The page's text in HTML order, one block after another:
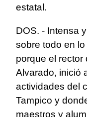
estatal.
DOS. - Intensa
sobre todo en
porque el rector
Alvarado, inició
actividades del
Tampico y
maestros y